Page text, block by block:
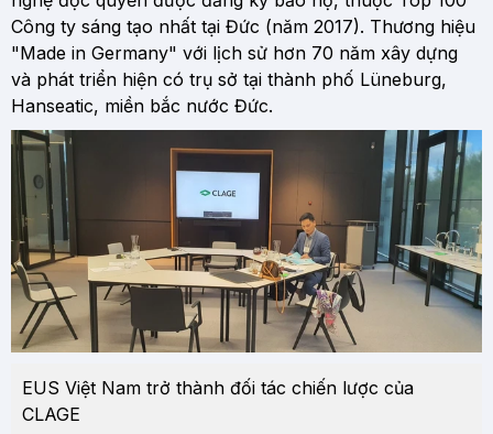
Công ty sáng tạo nhất tại Đức (năm 2017). Thương hiệu
"Made in Germany" với lịch sử hơn 70 năm xây dựng
và phát triển hiện có trụ sở tại thành phố Lüneburg,
Hanseatic, miền bắc nước Đức.
EUS Việt Nam trở thành đối tác chiến lược của
CLAGE